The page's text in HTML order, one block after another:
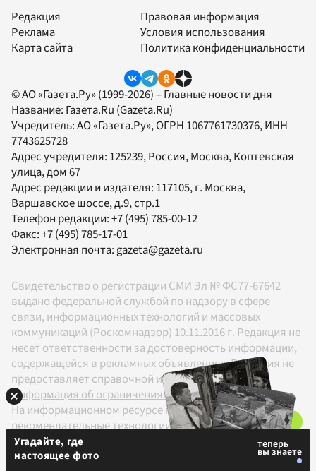
Редакция
Реклама
Карта сайта
Правовая информация
Условия использования
Политика конфиденциальности
© АО «Газета.Ру» (1999-2026) – Главные новости дня
Название: Газета.Ru (Gazeta.Ru)
Учредитель:АО «Газета.Ру», ОГРН 1067761730376, ИНН
7743625728
Адрес учредителя: 125239, Россия, Москва, Коптевская
улица, дом 67
Адрес редакции и издателя: 117105, г. Москва,
Варшавское шоссе, д.9, стр.1
Телефон редакции:+7 (495) 785-00-12
Факс:+7 (495) 785-17-01
Электронная почта: gazeta@gazeta.ru
Свидетельство о регистрации СМИ Эл № ФС77-67642
выдано федеральной службой по надзору в сфере
связи, информационных технологий и массовых
коммуникаций (Роскомнадзор) 10.11.2016 г. Редакция не
несет ответственности за достоверность информации,
содержащейся в рекламных объявлениях. Редакция не
предоставляет справочной информации.
Информация об ограничениях
На информационном ресурсе применяются
рекомендательные технологии в соответствии с
Правилами
Угадайте, где
настоящее фото